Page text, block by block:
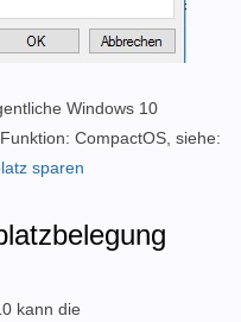
Windows 10
CompactOS, siehe:
sparen
kann die